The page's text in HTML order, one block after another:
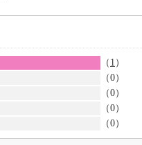
（ 1 ）
（0）
（0）
（0）
（0）